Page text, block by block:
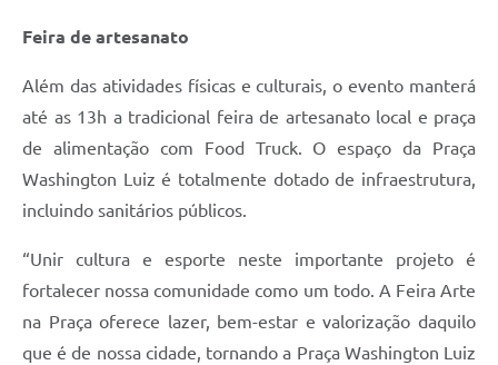
Feira de artesanato
Além das atividades físicas e culturais, o evento manterá
até as 13h a tradicional feira de artesanato local e praça
de alimentação com Food Truck. O espaço da Praça
Washington Luiz é totalmente dotado de infraestrutura,
incluindo sanitários públicos.
“Unir cultura e esporte neste importante projeto é
fortalecer nossa comunidade como um todo. A Feira Arte
na Praça oferece lazer, bem-estar e valorização daquilo
que é de nossa cidade, tornando a Praça Washington Luiz